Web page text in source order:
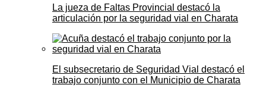
La jueza de Faltas Provincial destacó la
articulación por la seguridad vial en Charata
El subsecretario de Seguridad Vial destacó el
trabajo conjunto con el Municipio de Charata